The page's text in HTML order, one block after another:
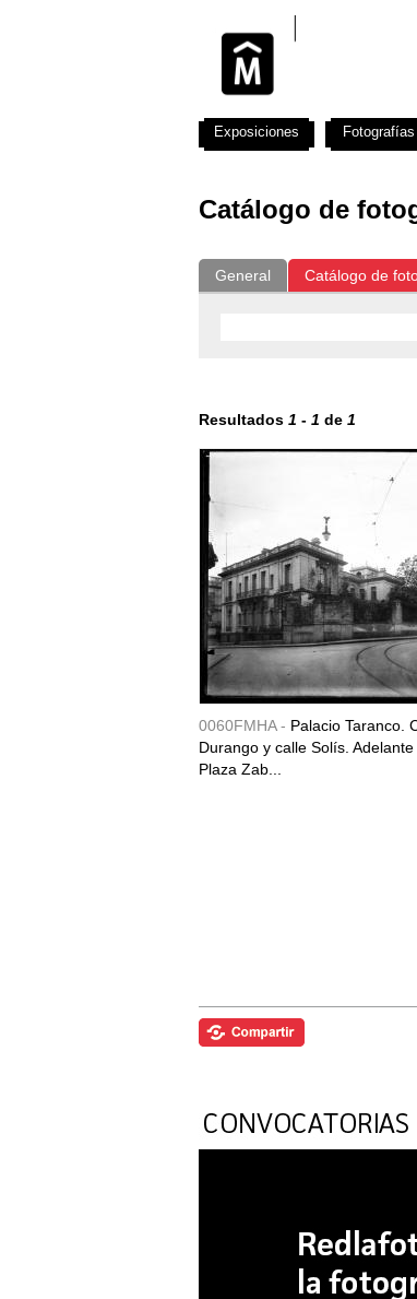
Catálogo de
General Catálogo de
Resultados 1 - 1 de 1
0060FMHA - Palacio Taranco.
Durango y calle Solís.
Plaza Zab...
Exposiciones